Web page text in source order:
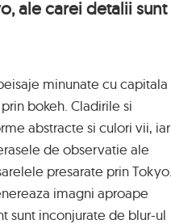
ale carei detalii sunt
minunate cu capitala
bokeh. Cladirile si
abstracte si culori vii, iar
de observatie ale
presarate prin Tokyo.
imagni aproape
sunt inconjurate de blur-ul